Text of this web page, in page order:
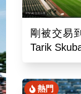
剛被交易
Tarik
老虎隊
熱門